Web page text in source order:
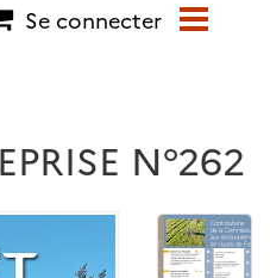
siteSe connecter
N°262